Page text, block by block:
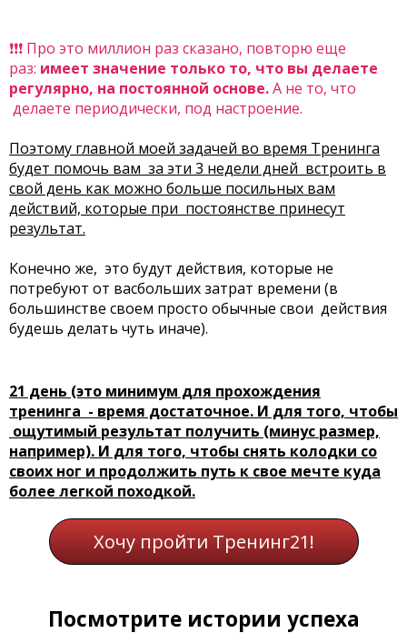
❗❗❗ Про это миллион раз сказано, повторю еще
раз: имеет значение только то, что вы делаете
регулярно, на постоянной основе.А не то, что
делаете периодически, под настроение.
Поэтому главной моей задачей во время Тренинга
будет помочь вам за эти 3 недели дней встроить в
свой день как можно больше посильных вам
действий, которые при постоянстве принесут
результат.
Конечно же, это будут действия, которые не
потребуют от васбольших затрат времени (в
большинстве своем просто обычные свои действия
будешь делать чуть иначе).
21 день (это минимум для прохождения
тренинга - время достаточное. И для того, чтобы
ощутимый результат получить (минус размер,
например). И для того, чтобы снять колодки со
своих ног и продолжить путь к свое мечте куда
более легкой походкой.
Хочу пройти Тренинг21!
Посмотрите истории успеха